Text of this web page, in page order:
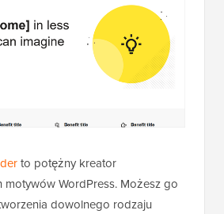
to potężny kreator
motywów WordPress. Możesz go
dowolnego rodzaju